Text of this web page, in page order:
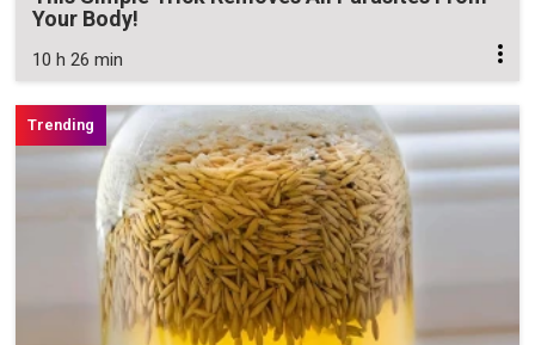
Your Body!
10 h 26 min